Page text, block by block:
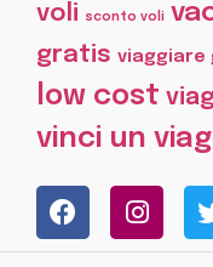
voli
sconto voli
gratis viaggiare
low cost
vinci un